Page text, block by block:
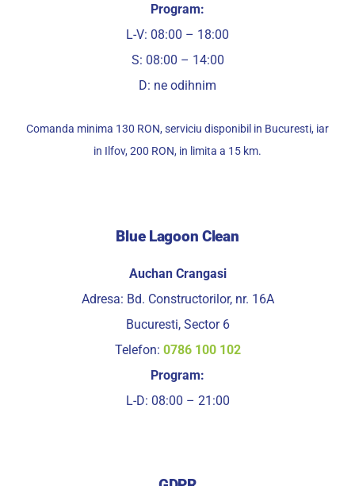
Program:
L-V: 08:00 – 18:00
S: 08:00 – 14:00
D: ne odihnim
Comanda minima 130 RON, serviciu disponibil in Bucuresti, iar
in Ilfov, 200 RON, in limita a 15 km.
Blue Lagoon Clean
Auchan Crangasi
Adresa: Bd. Constructorilor, nr. 16A
Bucuresti, Sector 6
Telefon: 0786 100 102
Program:
L-D: 08:00 – 21:00